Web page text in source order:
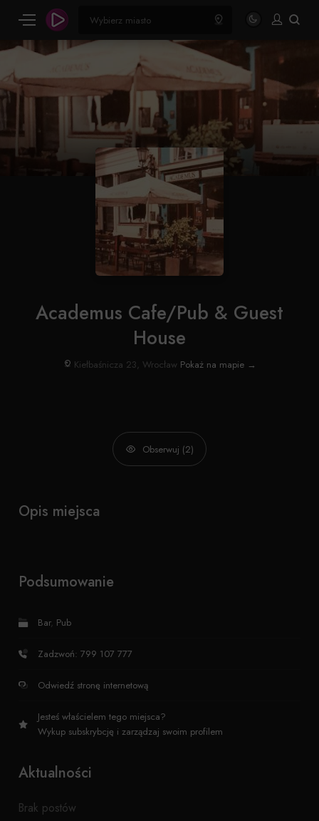
Academus Cafe/Pub & Guest
House
Kiełbaśnicza 23, Wrocław Pokaż na mapie →
Obserwuj (2)
Opis miejsca
Podsumowanie
Bar, Pub
Zadzwoń: 799 107 777
Odwiedź stronę internetową
Jesteś właścielem tego miejsca?
Wykup subskrybcję i zarządzaj swoim profilem
Aktualności
Brak postów